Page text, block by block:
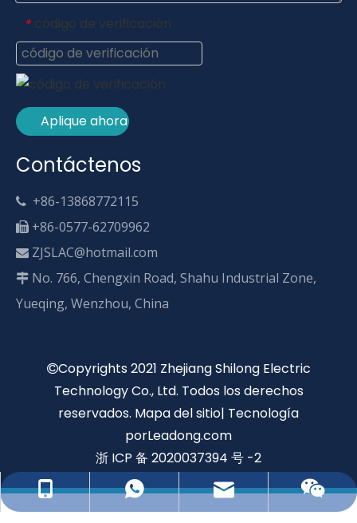
+86-13868772115
+86-13868772115
ZJSLAC@hotmail.com
* código de verificación
Aplique ahora
Contáctenos
 +86-13868772115
 +86-0577-62709962
 ZJSLAC@hotmail.com
 No. 766, Chengxin Road, Shahu Industrial Zone,
Yueqing, Wenzhou, China
Copyrights 2021 Zhejiang Shilong Electric
Technology Co., Ltd. Todos los derechos
reservados. Mapa del sitio| Tecnología
porLeadong.com
浙 ICP 备 2020037394 号 -2